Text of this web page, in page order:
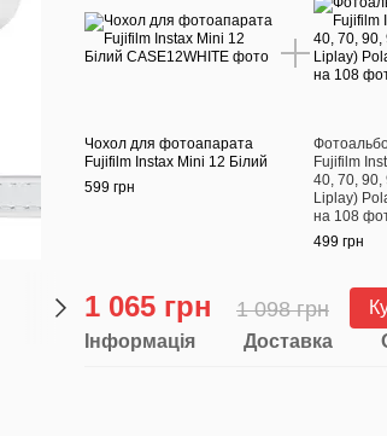
Чохол для фотоапарата
Fujifilm Instax Mini 12 Білий
599 грн
Fujifilm
40, 70, 90,
Liplay)
на 108
499 грн
1 065 грн 1 098 грн
Інформація
Доставка